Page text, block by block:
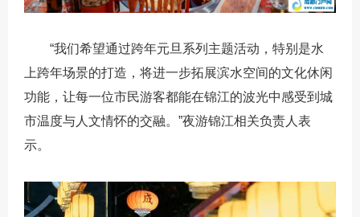
“我们希望通过跨年元旦系列主题活动，特别是水
上跨年场景的打造，将进一步拓展滨水空间的文化休闲
功能，让每一位市民游客都能在锦江的波光中感受到城
市温度与人文情怀的交融。”夜游锦江相关负责人表
示。